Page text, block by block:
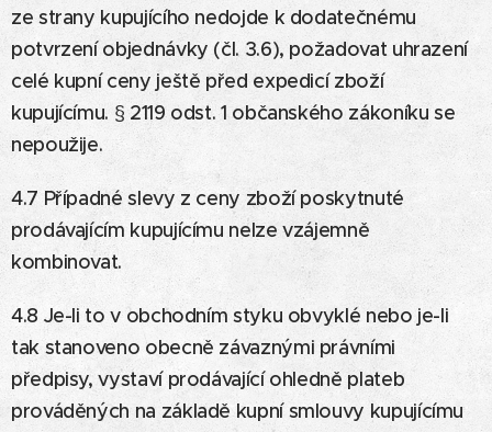
ze strany kupujícího nedojde k dodatečnému
potvrzení objednávky (čl. 3.6), požadovat uhrazení
celé kupní ceny ještě před expedicí zboží
kupujícímu. § 2119 odst. 1 občanského zákoníku se
nepoužije.
4.7 Případné slevy z ceny zboží poskytnuté
prodávajícím kupujícímu nelze vzájemně
kombinovat.
4.8 Je-li to v obchodním styku obvyklé nebo je-li
tak stanoveno obecně závaznými právními
předpisy, vystaví prodávající ohledně plateb
prováděných na základě kupní smlouvy kupujícímu